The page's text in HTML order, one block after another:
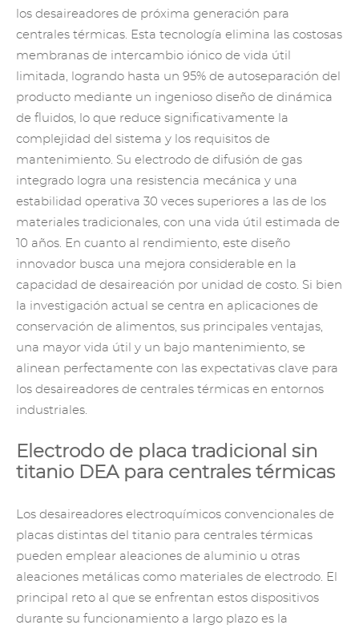
los desaireadores de próxima generación para
centrales térmicas. Esta tecnología elimina las costosas
membranas de intercambio iónico de vida útil
limitada, logrando hasta un 95% de autoseparación del
producto mediante un ingenioso diseño de dinámica
de fluidos, lo que reduce significativamente la
complejidad del sistema y los requisitos de
mantenimiento. Su electrodo de difusión de gas
integrado logra una resistencia mecánica y una
estabilidad operativa 30 veces superiores a las de los
materiales tradicionales, con una vida útil estimada de
10 años. En cuanto al rendimiento, este diseño
innovador busca una mejora considerable en la
capacidad de desaireación por unidad de costo. Si bien
la investigación actual se centra en aplicaciones de
conservación de alimentos, sus principales ventajas,
una mayor vida útil y un bajo mantenimiento, se
alinean perfectamente con las expectativas clave para
los desaireadores de centrales térmicas en entornos
industriales.
Electrodo de placa tradicional sin
titanio DEA para centrales térmicas
Los desaireadores electroquímicos convencionales de
placas distintas del titanio para centrales térmicas
pueden emplear aleaciones de aluminio u otras
aleaciones metálicas como materiales de electrodo. El
principal reto al que se enfrentan estos dispositivos
durante su funcionamiento a largo plazo es la